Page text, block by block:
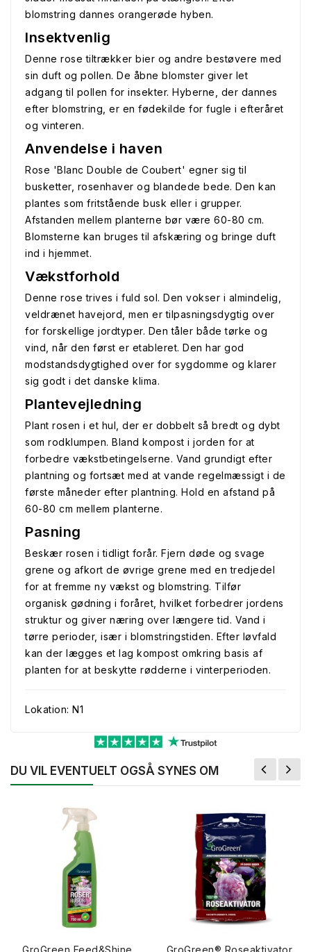
blomstring dannes orangerøde hyben.
Insektvenlig
Denne rose tiltrækker bier og andre bestøvere med
sin duft og pollen. De åbne blomster giver let
adgang til pollen for insekter. Hyberne, der dannes
efter blomstring, er en fødekilde for fugle i efteråret
og vinteren.
Anvendelse i haven
Rose 'Blanc Double de Coubert' egner sig til
busketter, rosenhaver og blandede bede. Den kan
plantes som fritstående busk eller i grupper.
Afstanden mellem planterne bør være 60-80 cm.
Blomsterne kan bruges til afskæring og bringe duft
ind i hjemmet.
Vækstforhold
Denne rose trives i fuld sol. Den vokser i almindelig,
veldrænet havejord, men er tilpasningsdygtig over
for forskellige jordtyper. Den tåler både tørke og
vind, når den først er etableret. Den har god
modstandsdygtighed over for sygdomme og klarer
sig godt i det danske klima.
Plantevejledning
Plant rosen i et hul, der er dobbelt så bredt og dybt
som rodklumpen. Bland kompost i jorden for at
forbedre vækstbetingelserne. Vand grundigt efter
plantning og fortsæt med at vande regelmæssigt i de
første måneder efter plantning. Hold en afstand på
60-80 cm mellem planterne.
Pasning
Beskær rosen i tidligt forår. Fjern døde og svage
grene og afkort de øvrige grene med en tredjedel
for at fremme ny vækst og blomstring. Tilfør
organisk gødning i foråret, hvilket forbedrer jordens
struktur og giver næring over længere tid. Vand i
tørre perioder, især i blomstringstiden. Efter løvfald
kan der lægges et lag kompost omkring basis af
planten for at beskytte rødderne i vinterperioden.
Lokation: N1
DU VIL EVENTUELT OGSÅ SYNES OM
GroGreen Feed&Shine
GroGreen® Roseaktivator